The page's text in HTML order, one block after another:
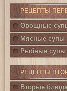
РЕЦЕПТЫ
Овощные
Мясные супы
Рыбные супы
РЕЦЕПТЫ
Вторые